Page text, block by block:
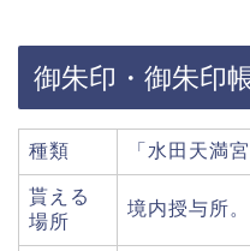
御朱印・御朱印
種類 「水田天満
貰える
場所
境内授与所。